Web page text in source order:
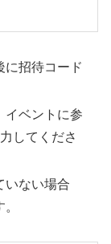
に招待コード
イベントに参
してくださ
いない場合